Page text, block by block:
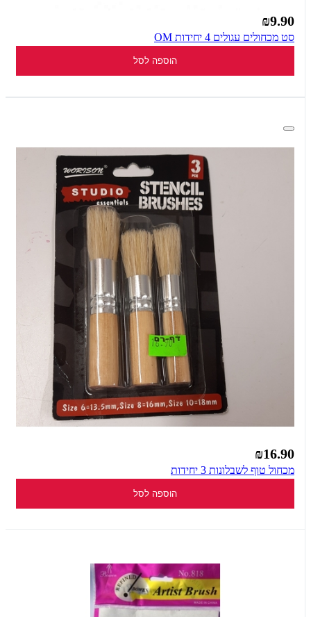
₪9.90
סט מכחולים עגולים 4 יחידות OM
הוספה לסל
₪16.90
מכחול טוף לשבלונות 3 יחידות
הוספה לסל